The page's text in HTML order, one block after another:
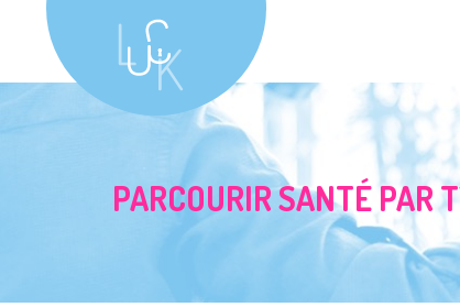
PARCOURIR SANTÉ PAR